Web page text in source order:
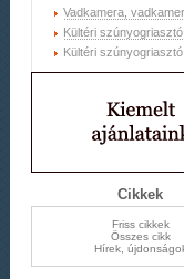
Vadkamera,
Kültéri
Kültéri
Cikkek
Friss cikkek
Összes cikk
Hírek,